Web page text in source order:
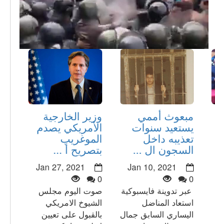
وزير الخارجية
الأمريكي يصدم
الموغريب
بتصريح أ ...
Jan 27, 2021
0
صوت اليوم مجلس
الشيوخ الامريكي
بالقبول على تعيين
مبعوث أممي
يستعيد سنوات
تعذيبه داخل
السجون ال ...
Jan 10, 2021
0
عبر تدوينة فايسبوكية
استعاد المناضل
اليساري السابق جمال